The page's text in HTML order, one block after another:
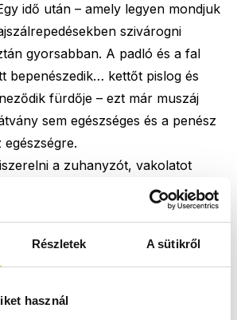
Részletek A sütikről
használ
idő után – amely legyen mondjuk
szivárogni
gyorsabban. A padló és a fal
bepenészedik… kettőt pislog és
fürdője – ezt már muszáj
sem egészséges és a penész
a zuhanyzót, vakolatot
újravakolni, szigetelni,
az ajánlat, de egy 500 000
hogy a